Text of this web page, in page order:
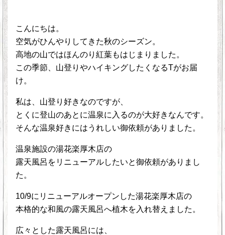
こんにちは。
空気がひんやりしてきた秋のシーズン。
高地の山ではほんのり紅葉もはじまりました。
この季節、山登りやハイキングしたくなるTがお届
け。
私は、山登り好きなのですが、
とくに登山のあとに温泉に入るのが大好きなんです。
そんな温泉好きにはうれしい御依頼がありました。
温泉施設の湯花楽厚木店の
露天風呂をリニューアルしたいと御依頼がありまし
た。
10/9にリニューアルオープンした湯花楽厚木店の
本格的な和風の露天風呂へ植木を入れ替えました。
広々とした露天風呂には、